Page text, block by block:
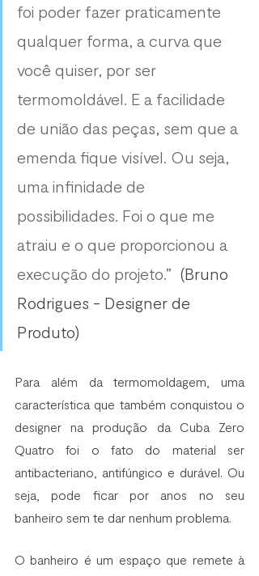
foi poder fazer praticamente
qualquer forma, a curva que
você quiser, por ser
termomoldável. E a facilidade
de união das peças, sem que a
emenda fique visível. Ou seja,
uma infinidade de
possibilidades. Foi o que me
atraiu e o que proporcionou a
execução do projeto.” (Bruno
Rodrigues - Designer de
Produto)
Para além da termomoldagem, uma
característica que também conquistou o
designer na produção da Cuba Zero
Quatro foi o fato do material ser
antibacteriano, antifúngico e durável. Ou
seja, pode ficar por anos no seu
banheiro sem te dar nenhum problema.
O banheiro é um espaço que remete à